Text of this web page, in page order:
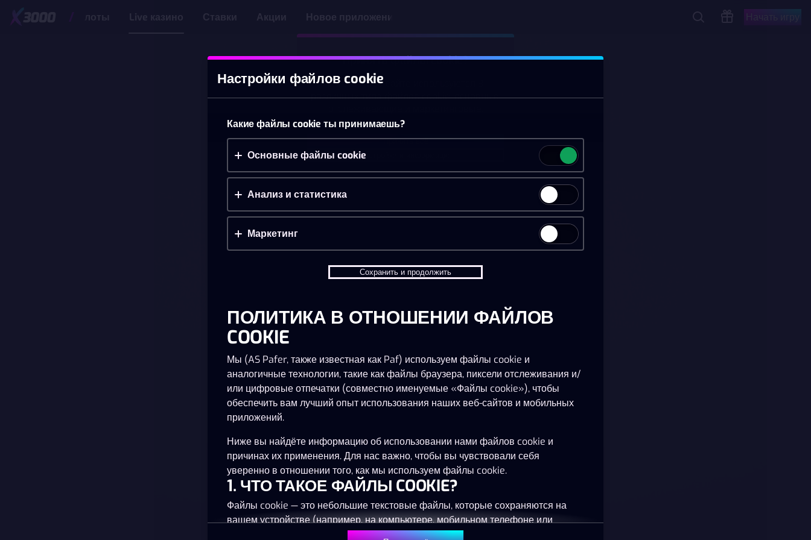
Слоты Live казино Ставки Акции Новое приложение Начать игру
Эта игра запускается как демо-версия.
Начать игру
Принять файлы cookie?
На этом веб-сайте используются 3
различных типа файлов cookie: основные,
Принять всё
Настройки и информация
Настройки файлов cookie
Какие файлы cookie ты принимаешь?
Основные файлы cookie
Анализ и статистика
Маркетинг
Сохранить и продолжить
ПОЛИТИКА В ОТНОШЕНИИ ФАЙЛОВ
COOKIE
Мы (AS Pafer, также известная как Paf) используем файлы cookie и
аналогичные технологии, такие как файлы браузера, пиксели отслеживания и/
или цифровые отпечатки (совместно именуемые «Файлы cookie»), чтобы
обеспечить вам лучший опыт использования наших веб-сайтов и мобильных
приложений.
Ниже вы найдёте информацию об использовании нами файлов cookie и
причинах их применения. Для нас важно, чтобы вы чувствовали себя
уверенно в отношении того, как мы используем файлы cookie.
1. ЧТО ТАКОЕ ФАЙЛЫ COOKIE?
Файлы cookie — это небольшие текстовые файлы, которые сохраняются на
вашем устройстве (например, на компьютере, мобильном телефоне или
планшете) при посещении наших веб-сайтов. Размещение файлов cookie